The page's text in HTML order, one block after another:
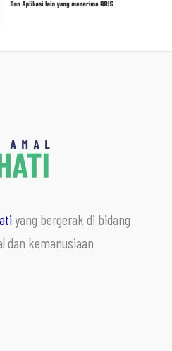
yang bergerak di bidang
dan kemanusiaan